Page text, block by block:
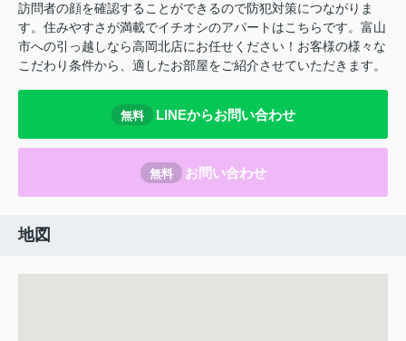
訪問者の顔を確認することができるので防犯対策につながりま
す。住みやすさが満載でイチオシのアパートはこちらです。富山
市への引っ越しなら高岡北店にお任せください！お客様の様々な
こだわり条件から、適したお部屋をご紹介させていただきます。
無料 LINEからお問い合わせ
無料 お問い合わせ
地図